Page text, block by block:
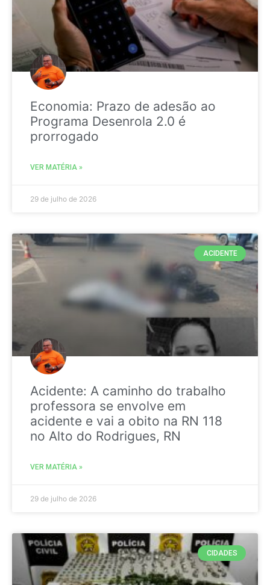
Economia: Prazo de adesão ao
Programa Desenrola 2.0 é
prorrogado
VER MATÉRIA »
29 de julho de 2026
ACIDENTE
Acidente: A caminho do trabalho
professora se envolve em
acidente e vai a obito na RN 118
no Alto do Rodrigues, RN
VER MATÉRIA »
29 de julho de 2026
CIDADES